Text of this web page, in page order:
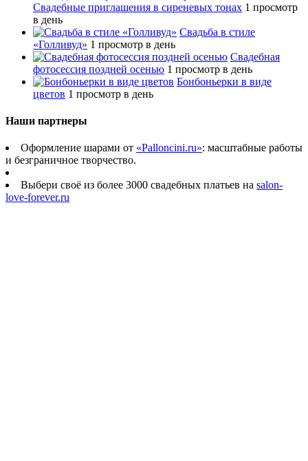
Свадебные приглашения в сиреневых тонах 1 просмотр
в день
Свадьба в стиле
«Голливуд» 1 просмотр в день
Свадебная
фотосессия поздней осенью 1 просмотр в день
Бонбоньерки в виде
цветов 1 просмотр в день
Наши партнеры
Оформление шарами от «Palloncini.ru»: масштабные работы
и безграничное творчество.
Выбери своё из более 3000 свадебных платьев на salon-
love-forever.ru